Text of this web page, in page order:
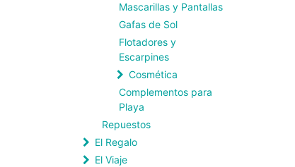
Mascarillas y Pantallas
Gafas de Sol
Flotadores y
Escarpines
Cosmética
Complementos para
Playa
Repuestos
El Regalo
El Viaje